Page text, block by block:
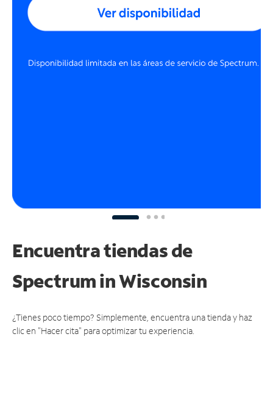
Encuentra tiendas de
Spectrumin Wisconsin
¿Tienes poco tiempo? Simplemente, encuentra una tienda y haz
clic en "Hacer cita" para optimizar tu experiencia.